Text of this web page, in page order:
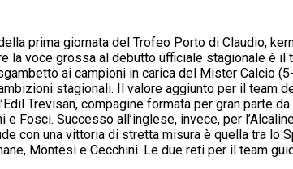
prima giornata del Trofeo Porto di Claudio,
la voce grossa al debutto ufficiale stagionale
ai campioni in carica del Mister Calcio
stagionali. Il valore aggiunto per il team
Trevisan, compagine formata per gran
e Fosci. Successo all’inglese, invece, per
con una vittoria di stretta misura è quella tra
Montesi e Cecchini. Le due reti per il team